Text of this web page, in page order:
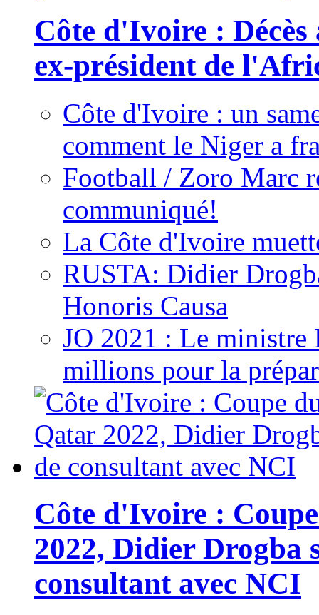
Côte d'Ivoire :
ex-président de
Côte d'Ivoire : un
comment le Niger a
Football / Zoro Marc
communiqué!
La Côte d'Ivoire
RUSTA: Didier
Honoris Causa
JO 2021 : Le ministre
millions pour la
Côte d'Ivoire :
2022, Didier Drogba
consultant avec NCI